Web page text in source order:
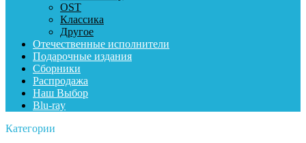
OST
Классика
Другое
Отечественные исполнители
Подарочные издания
Сборники
Распродажа
Наш Выбор
Blu-ray
Категории